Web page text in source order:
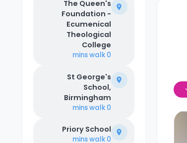
The Queen's
Foundation -
Ecumenical
Theological
College
0 mins
walk
St George's
School,
Birmingham
0 mins
walk
Priory School
0 mins
walk